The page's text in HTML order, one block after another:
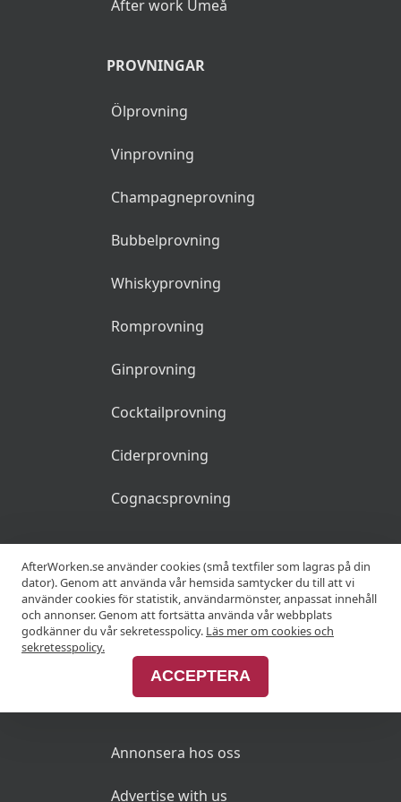
After work Umeå
PROVNINGAR
Ölprovning
Vinprovning
Champagneprovning
Bubbelprovning
Whiskyprovning
Romprovning
Ginprovning
Cocktailprovning
Ciderprovning
Cognacsprovning
KRÖGARE
Anslut din restaurang
Annonsera hos oss
Advertise with us
AfterWorken.se använder cookies (små textfiler som lagras på din
dator). Genom att använda vår hemsida samtycker du till att vi
använder cookies för statistik, användarmönster, anpassat innehåll
och annonser. Genom att fortsätta använda vår webbplats
godkänner du vår sekretesspolicy. Läs mer om cookies och
sekretesspolicy.
ACCEPTERA